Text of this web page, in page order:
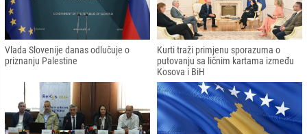
Vlada Slovenije danas odlučuje o
priznanju Palestine
Kurti traži primjenu sporazuma o
putovanju sa ličnim kartama između
Kosova i BiH